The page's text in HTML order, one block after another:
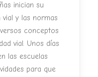
inician su
y las normas
conceptos
vial. Unos días
las escuelas
para que